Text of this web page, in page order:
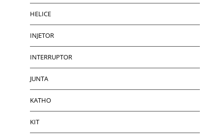
HELICE
INJETOR
INTERRUPTOR
JUNTA
KATHO
KIT